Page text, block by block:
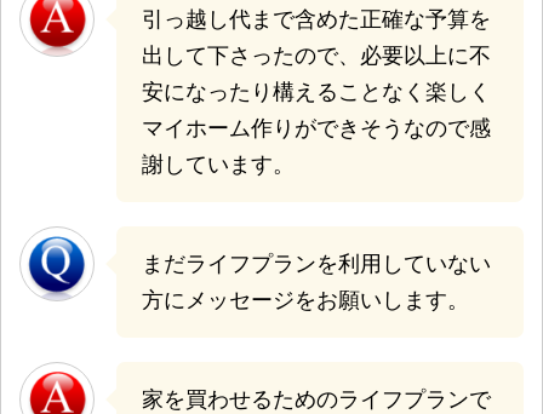
引っ越し代まで含めた正確な予算を
出して下さったので、必要以上に不
安になったり構えることなく楽しく
マイホーム作りができそうなので感
謝しています。
まだライフプランを利用していない
方にメッセージをお願いします。
家を買わせるためのライフプランで